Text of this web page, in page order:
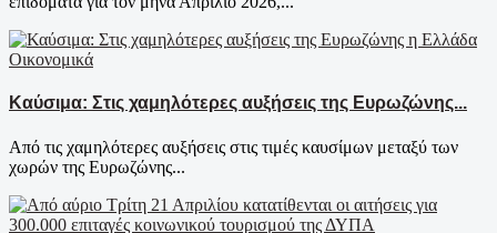
Οικονομικά
Καύσιμα: Στις χαμηλότερες αυξήσεις της Ευρωζώνης...
Από τις χαμηλότερες αυξήσεις στις τιμές καυσίμων μεταξύ των
χωρών της Ευρωζώνης...